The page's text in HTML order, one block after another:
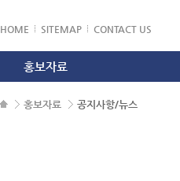
HOME SITEMAP CONTACT US
홍보자료
홍보자료 공지사항/뉴스